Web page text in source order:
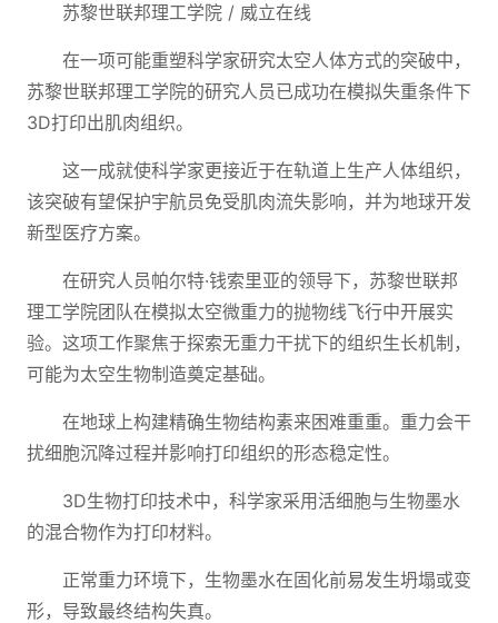
苏黎世联邦理工学院 / 威立在线
在一项可能重塑科学家研究太空人体方式的突破中，
苏黎世联邦理工学院的研究人员已成功在模拟失重条件下
3D打印出肌肉组织。
这一成就使科学家更接近于在轨道上生产人体组织，
该突破有望保护宇航员免受肌肉流失影响，并为地球开发
新型医疗方案。
在研究人员帕尔特·钱索里亚的领导下，苏黎世联邦
理工学院团队在模拟太空微重力的抛物线飞行中开展实
验。这项工作聚焦于探索无重力干扰下的组织生长机制，
可能为太空生物制造奠定基础。
在地球上构建精确生物结构素来困难重重。重力会干
扰细胞沉降过程并影响打印组织的形态稳定性。
3D生物打印技术中，科学家采用活细胞与生物墨水
的混合物作为打印材料。
正常重力环境下，生物墨水在固化前易发生坍塌或变
形，导致最终结构失真。